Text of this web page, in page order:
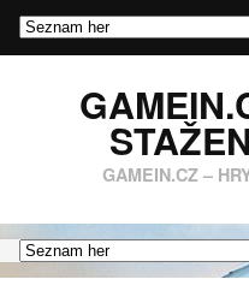
GAMEIN.CZ –